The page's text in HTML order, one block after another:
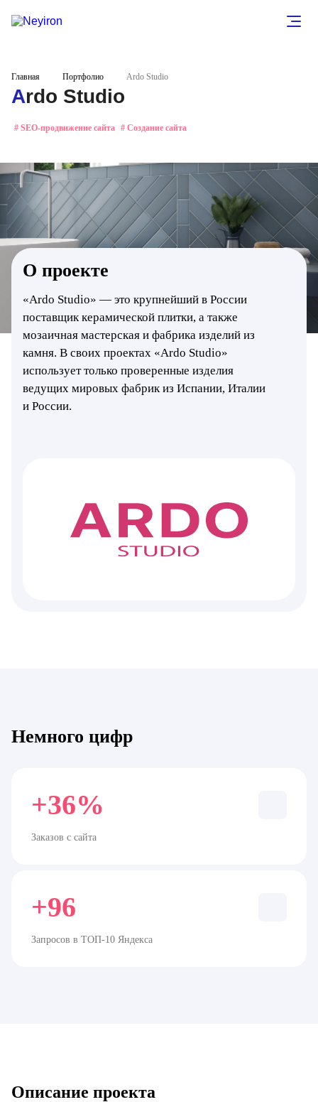
Главная Портфолио Ardo Studio
Ardo Studio
# SEO-продвижение сайта # Создание сайта
О проекте
«Ardo Studio» — это крупнейший в России
поставщик керамической плитки, а также
мозаичная мастерская и фабрика изделий из
камня. В своих проектах «Ardo Studio»
использует только проверенные изделия
ведущих мировых фабрик из Испании, Италии
и России.
Немного цифр
+36%
Заказов с сайта
+96
Запросов в ТОП-10 Яндекса
Описание проекта